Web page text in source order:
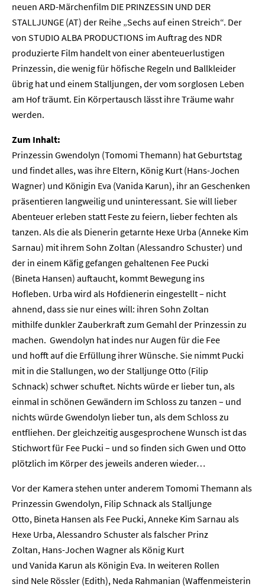
neuen ARD-Märchenfilm DIE PRINZESSIN UND DER
STALLJUNGE (AT) der Reihe „Sechs auf einen Streich“. Der
von STUDIO ALBA PRODUCTIONS im Auftrag des NDR
produzierte Film handelt von einer abenteuerlustigen
Prinzessin, die wenig für höfische Regeln und Ballkleider
übrig hat und einem Stalljungen, der vom sorglosen Leben
am Hof träumt. Ein Körpertausch lässt ihre Träume wahr
werden.
Zum Inhalt:
Prinzessin Gwendolyn (Tomomi Themann) hat Geburtstag
und findet alles, was ihre Eltern, König Kurt (Hans-Jochen
Wagner) und Königin Eva (Vanida Karun), ihr an Geschenken
präsentieren langweilig und uninteressant. Sie will lieber
Abenteuer erleben statt Feste zu feiern, lieber fechten als
tanzen. Als die als Dienerin getarnte Hexe Urba (Anneke Kim
Sarnau) mit ihrem Sohn Zoltan (Alessandro Schuster) und
der in einem Käfig gefangen gehaltenen Fee Pucki
(Bineta Hansen) auftaucht, kommt Bewegung ins
Hofleben. Urba wird als Hofdienerin eingestellt – nicht
ahnend, dass sie nur eines will: ihren Sohn Zoltan
mithilfe dunkler Zauberkraft zum Gemahl der Prinzessin zu
machen. Gwendolyn hat indes nur Augen für die Fee
und hofft auf die Erfüllung ihrer Wünsche. Sie nimmt Pucki
mit in die Stallungen, wo der Stalljunge Otto (Filip
Schnack) schwer schuftet. Nichts würde er lieber tun, als
einmal in schönen Gewändern im Schloss zu tanzen – und
nichts würde Gwendolyn lieber tun, als dem Schloss zu
entfliehen. Der gleichzeitig ausgesprochene Wunsch ist das
Stichwort für Fee Pucki – und so finden sich Gwen und Otto
plötzlich im Körper des jeweils anderen wieder…
Vor der Kamera stehen unter anderem Tomomi Themann als
Prinzessin Gwendolyn, Filip Schnack als Stalljunge
Otto, Bineta Hansen als Fee Pucki, Anneke Kim Sarnau als
Hexe Urba, Alessandro Schuster als falscher Prinz
Zoltan, Hans-Jochen Wagner als König Kurt
und Vanida Karun als Königin Eva. In weiteren Rollen
sind Nele Rössler (Edith), Neda Rahmanian (Waffenmeisterin